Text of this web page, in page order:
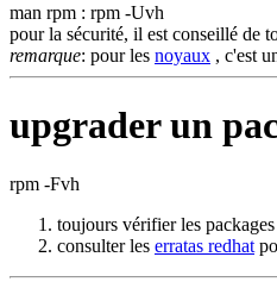
man rpm : rpm -Uvh
pour la sécurité, il est conseillé de
remarque: pour les noyaux , c'est
upgrader un
rpm -Fvh
toujours vérifier les
consulter les erratas redhat